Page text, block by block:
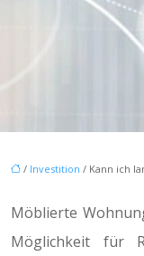
/ Investition / Kann ich
Möblierte
Möglichkeit für